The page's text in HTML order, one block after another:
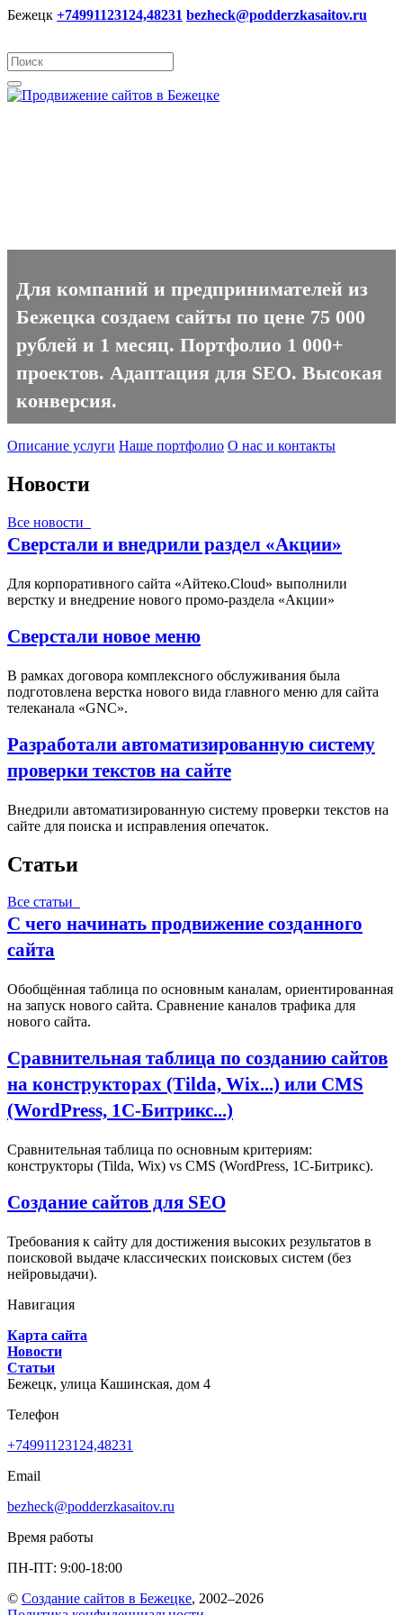
Бежецк +74991123124,48231 bezheck@podderzkasaitov.ru
Для компаний и предпринимателей из
Бежецка создаем сайты по цене 75 000
рублей и 1 месяц. Портфолио 1 000+
проектов. Адаптация для SEO. Высокая
конверсия.
Описание услуги Наше портфолио О нас и контакты
Новости
Все новости
Сверстали и внедрили раздел «Акции»
Для корпоративного сайта «Айтеко.Cloud» выполнили
верстку и внедрение нового промо-раздела «Акции»
Сверстали новое меню
В рамках договора комплексного обслуживания была
подготовлена верстка нового вида главного меню для сайта
телеканала «GNC».
Разработали автоматизированную систему
проверки текстов на сайте
Внедрили автоматизированную систему проверки текстов на
сайте для поиска и исправления опечаток.
Статьи
Все статьи
С чего начинать продвижение созданного
сайта
Обобщённая таблица по основным каналам, ориентированная
на запуск нового сайта. Сравнение каналов трафика для
нового сайта.
Сравнительная таблица по созданию сайтов
на конструкторах (Tilda, Wix...) или CMS
(WordPress, 1С‑Битрикс...)
Сравнительная таблица по основным критериям:
конструкторы (Tilda, Wix) vs CMS (WordPress, 1С‑Битрикс).
Создание сайтов для SEO
Требования к сайту для достижения высоких результатов в
поисковой выдаче классических поисковых систем (без
нейровыдачи).
Навигация
Карта сайта
Новости
Статьи
Бежецк, улица Кашинская, дом 4
Телефон
+74991123124,48231
Email
bezheck@podderzkasaitov.ru
Время работы
ПН-ПТ: 9:00-18:00
© Создание сайтов в Бежецке, 2002–2026